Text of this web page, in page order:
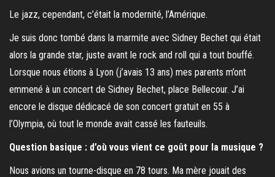
Le jazz, cependant, c’était la modernité, l’Amérique.
Je suis donc tombé dans la marmite avec Sidney Bechet qui était
alors la grande star, juste avant le rock and roll qui a tout bouffé.
Lorsque nous étions à Lyon (j’avais 13 ans) mes parents m’ont
emmené à un concert de Sidney Bechet, place Bellecour. J’ai
encore le disque dédicacé de son concert gratuit en 55 à
l’Olympia, où tout le monde avait cassé les fauteuils.
Question basique : d’où vous vient ce goût pour la musique ?
Nous avions un tourne-disque en 78 tours. Ma mère jouait des